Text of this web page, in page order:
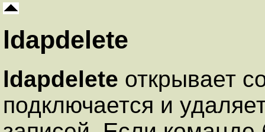
ldapdelete
ldapdelete открывает
подключается и